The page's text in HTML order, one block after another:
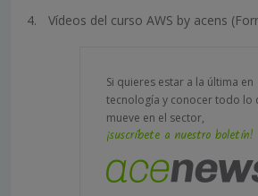
Vídeos del curso AWS by acens
Si quieres estar a la última en
tecnología y conocer todo lo
mueve en el sector,
¡suscríbete a nuestro boletín!